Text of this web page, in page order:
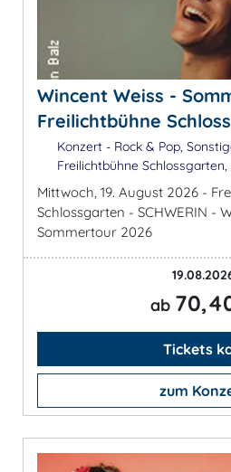
Wincent Weiss -
Freilichtbühne
Konzert - Rock & Pop,
Freilichtbühne Schlossgarten,
Mittwoch, 19. August 2026 -
Schlossgarten - SCHWERIN -
Sommertour 2026
ab
Tickets
zum